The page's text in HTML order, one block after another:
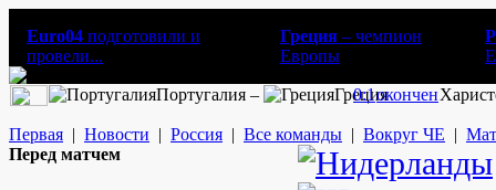
Euro04 подготовили и
провели...
Греция – чемпион
Европы
Португалия – Греция
0:1окончен
Первая | Новости | Россия | Все команды | Вокруг ЧЕ |
Перед матчем